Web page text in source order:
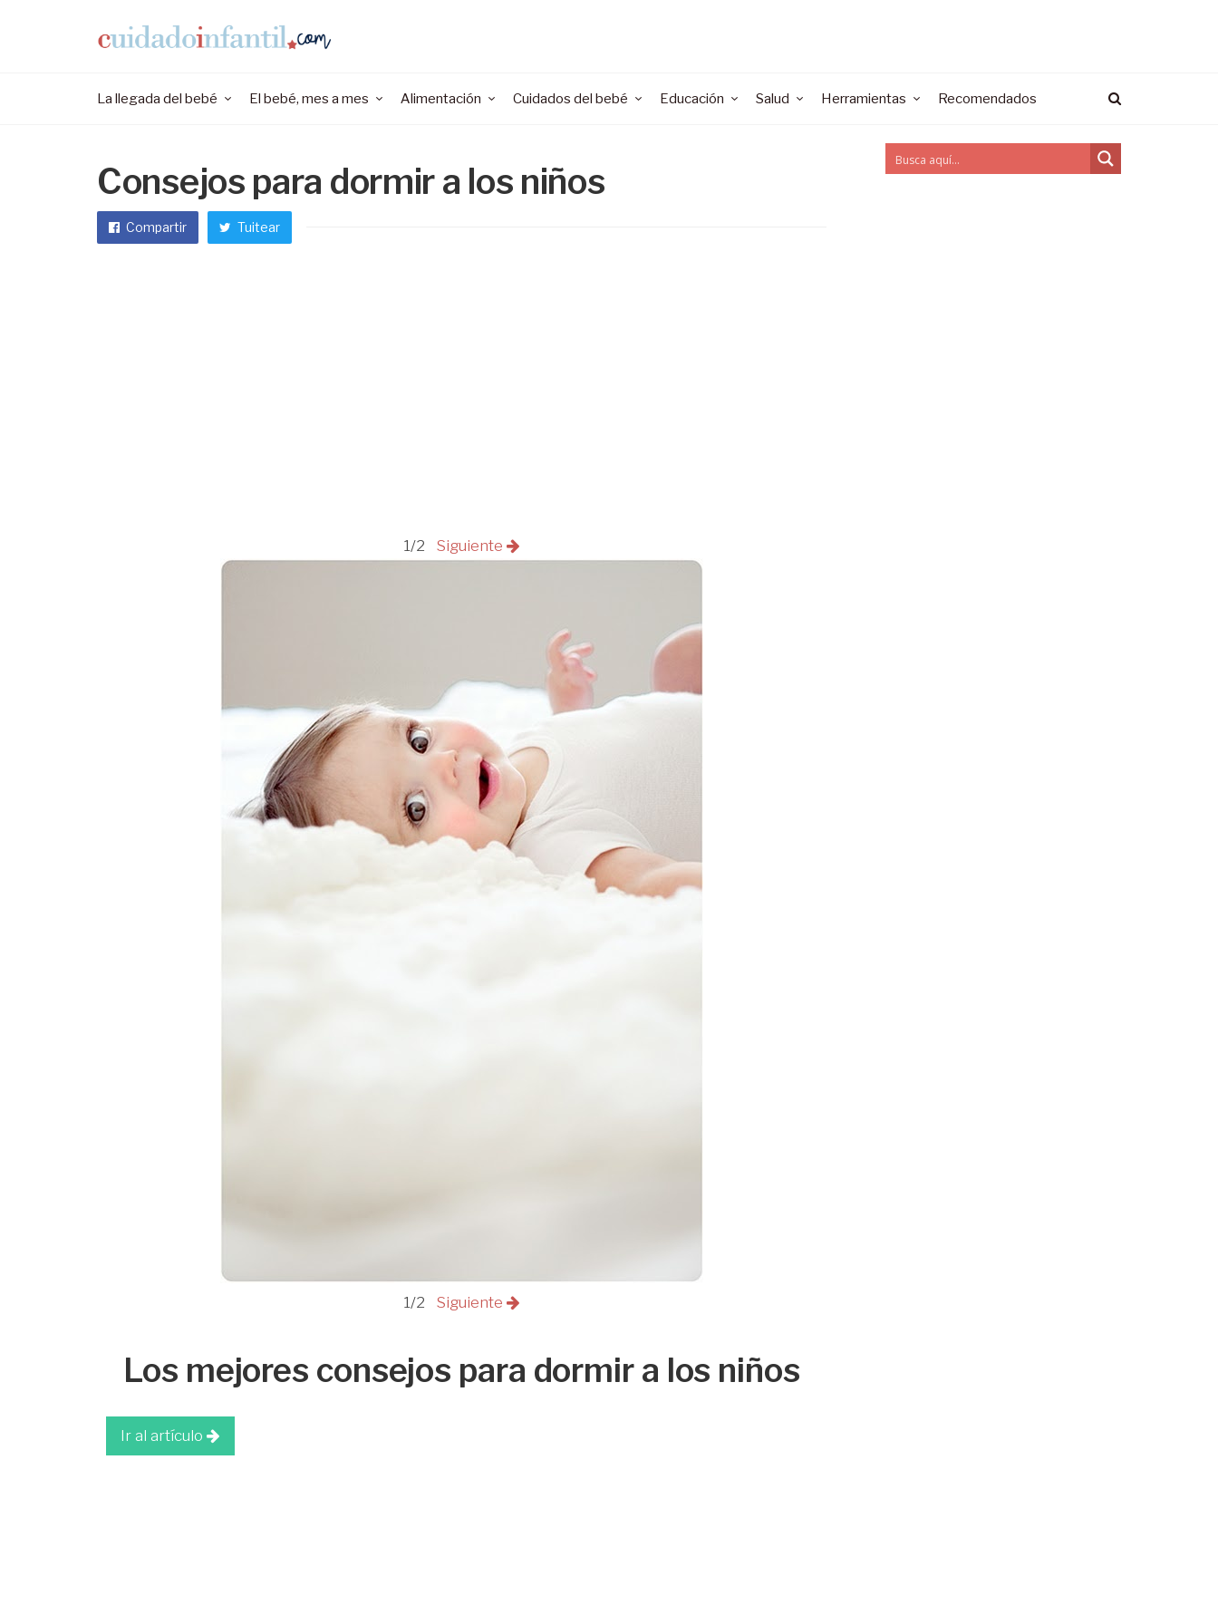
La llegada del bebé El bebé, mes a mes Alimentación Cuidados del bebé Educación Salud Herramientas Recomendados
Consejos para dormir a los niños
Compartir Tuitear
1/2 Siguiente
1/2 Siguiente
Los mejores consejos para dormir a los niños
Ir al artículo